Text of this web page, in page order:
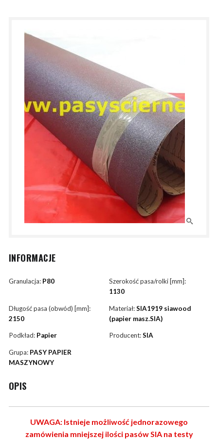
INFORMACJE
Granulacja: P80
Szerokość pasa/rolki [mm]:
1130
Długość pasa (obwód) [mm]:
2150
Materiał:SIA1919 siawood
(papier masz.SIA)
Podkład: Papier Producent:SIA
Grupa: PASY PAPIER
MASZYNOWY
OPIS
UWAGA: Istnieje możliwość jednorazowego
zamówienia mniejszej ilości pasów SIA na testy